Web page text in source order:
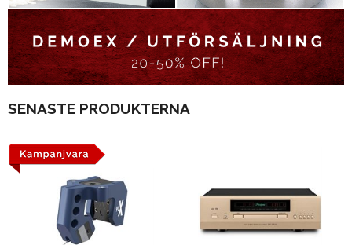
SENASTE PRODUKTERNA